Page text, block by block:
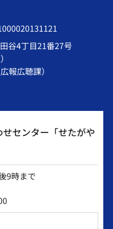
谷4丁目21番27号
報広聴課）
センター「せたがや
9時まで